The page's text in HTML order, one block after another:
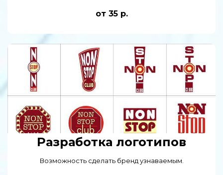
от 35 р.
Разработка логотипов
Возможность сделать бренд узнаваемым.